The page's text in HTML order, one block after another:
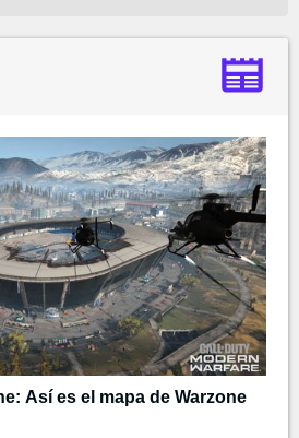
Así es el mapa de Warzone